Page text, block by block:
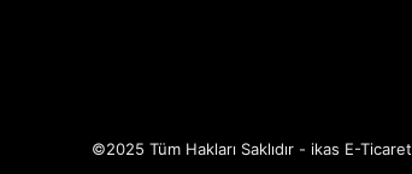
©2025 Tüm Hakları Saklıdır - ikas E-Ticaret